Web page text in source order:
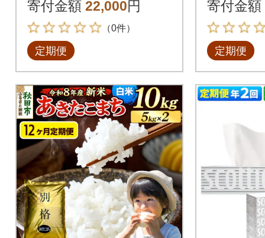
寄付金額 22,000円
（0件）
定期便
寄付金額
定期便